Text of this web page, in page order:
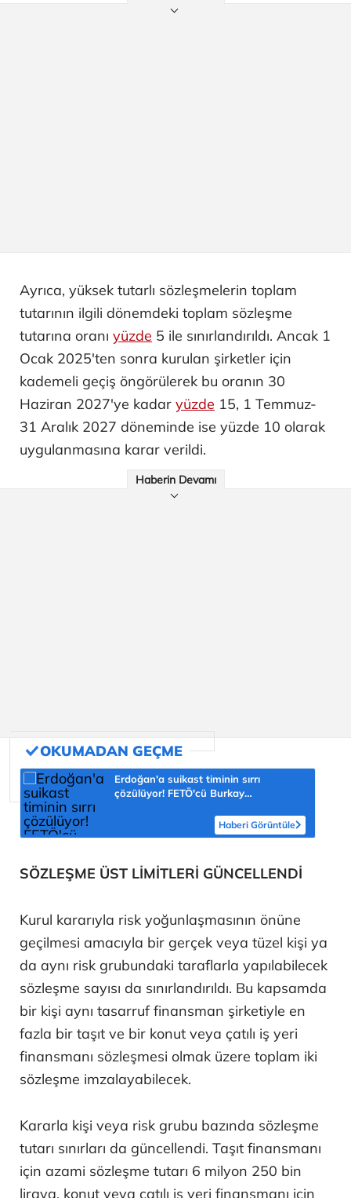
Ayrıca, yüksek tutarlı sözleşmelerin toplam
tutarının ilgili dönemdeki toplam sözleşme
tutarına oranı yüzde 5 ile sınırlandırıldı. Ancak 1
Ocak 2025'ten sonra kurulan şirketler için
kademeli geçiş öngörülerek bu oranın 30
Haziran 2027'ye kadar yüzde 15, 1 Temmuz-
31 Aralık 2027 döneminde ise yüzde 10 olarak
uygulanmasına karar verildi.
Haberin Devamı
Erdoğan'a suikast timinin sırrı
çözülüyor! FETÖ'cü Burkay
Haberi Görüntüle
SÖZLEŞME ÜST LİMİTLERİ GÜNCELLENDİ
Kurul kararıyla risk yoğunlaşmasının önüne
geçilmesi amacıyla bir gerçek veya tüzel kişi ya
da aynı risk grubundaki taraflarla yapılabilecek
sözleşme sayısı da sınırlandırıldı. Bu kapsamda
bir kişi aynı tasarruf finansman şirketiyle en
fazla bir taşıt ve bir konut veya çatılı iş yeri
finansmanı sözleşmesi olmak üzere toplam iki
sözleşme imzalayabilecek.
Kararla kişi veya risk grubu bazında sözleşme
tutarı sınırları da güncellendi. Taşıt finansmanı
için azami sözleşme tutarı 6 milyon 250 bin
liraya, konut veya çatılı iş yeri finansmanı için